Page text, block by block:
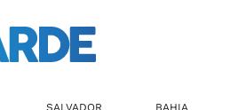
SALVADOR BAHIA